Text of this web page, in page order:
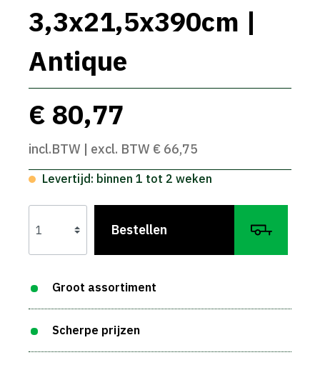
3,3x21,5x390cm |
Antique
€ 80,77
incl.BTW | excl. BTW € 66,75
Levertijd: binnen 1 tot 2 weken
Bestellen
Groot assortiment
Scherpe prijzen